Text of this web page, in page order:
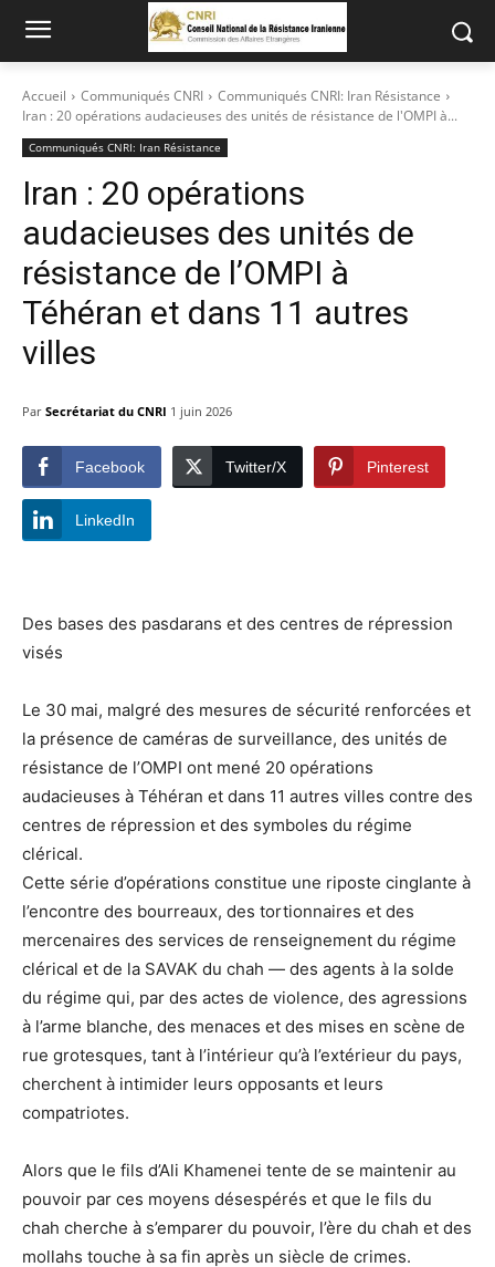
Accueil Communiqués CNRI
Communiqués CNRI: Iran Résistance
Iran : 20 opérations audacieuses des unités de résistance de l'OMPI à...
Communiqués CNRI: Iran Résistance
Iran : 20 opérations
audacieuses des unités de
résistance de l’OMPI à
Téhéran et dans 11 autres
villes
Par Secrétariat du CNRI 1 juin 2026
Facebook Twitter/X Pinterest
LinkedIn
Des bases des pasdarans et des centres de répression
visés
Le 30 mai, malgré des mesures de sécurité renforcées et
la présence de caméras de surveillance, des unités de
résistance de l’OMPI ont mené 20 opérations
audacieuses à Téhéran et dans 11 autres villes contre des
centres de répression et des symboles du régime
clérical.
Cette série d’opérations constitue une riposte cinglante à
l’encontre des bourreaux, des tortionnaires et des
mercenaires des services de renseignement du régime
clérical et de la SAVAK du chah — des agents à la solde
du régime qui, par des actes de violence, des agressions
à l’arme blanche, des menaces et des mises en scène de
rue grotesques, tant à l’intérieur qu’à l’extérieur du pays,
cherchent à intimider leurs opposants et leurs
compatriotes.
Alors que le fils d’Ali Khamenei tente de se maintenir au
pouvoir par ces moyens désespérés et que le fils du
chah cherche à s’emparer du pouvoir, l’ère du chah et des
mollahs touche à sa fin après un siècle de crimes.